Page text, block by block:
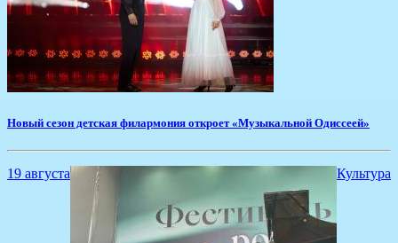
Новый сезон детская филармония откроет «Музыкальной Одиссеей»
19 августа Культура